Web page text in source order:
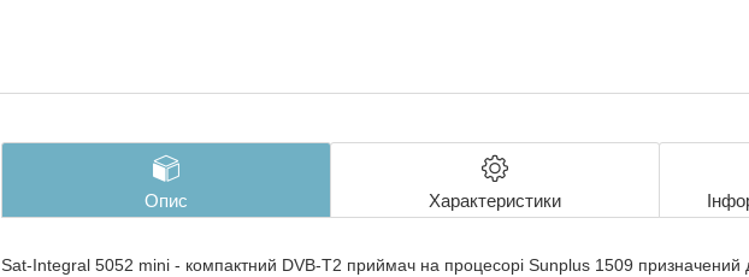
Опис Характеристики
Sat-Integral 5052 mini - компактний DVB-T2 приймач на процесорі Sunplus 1509